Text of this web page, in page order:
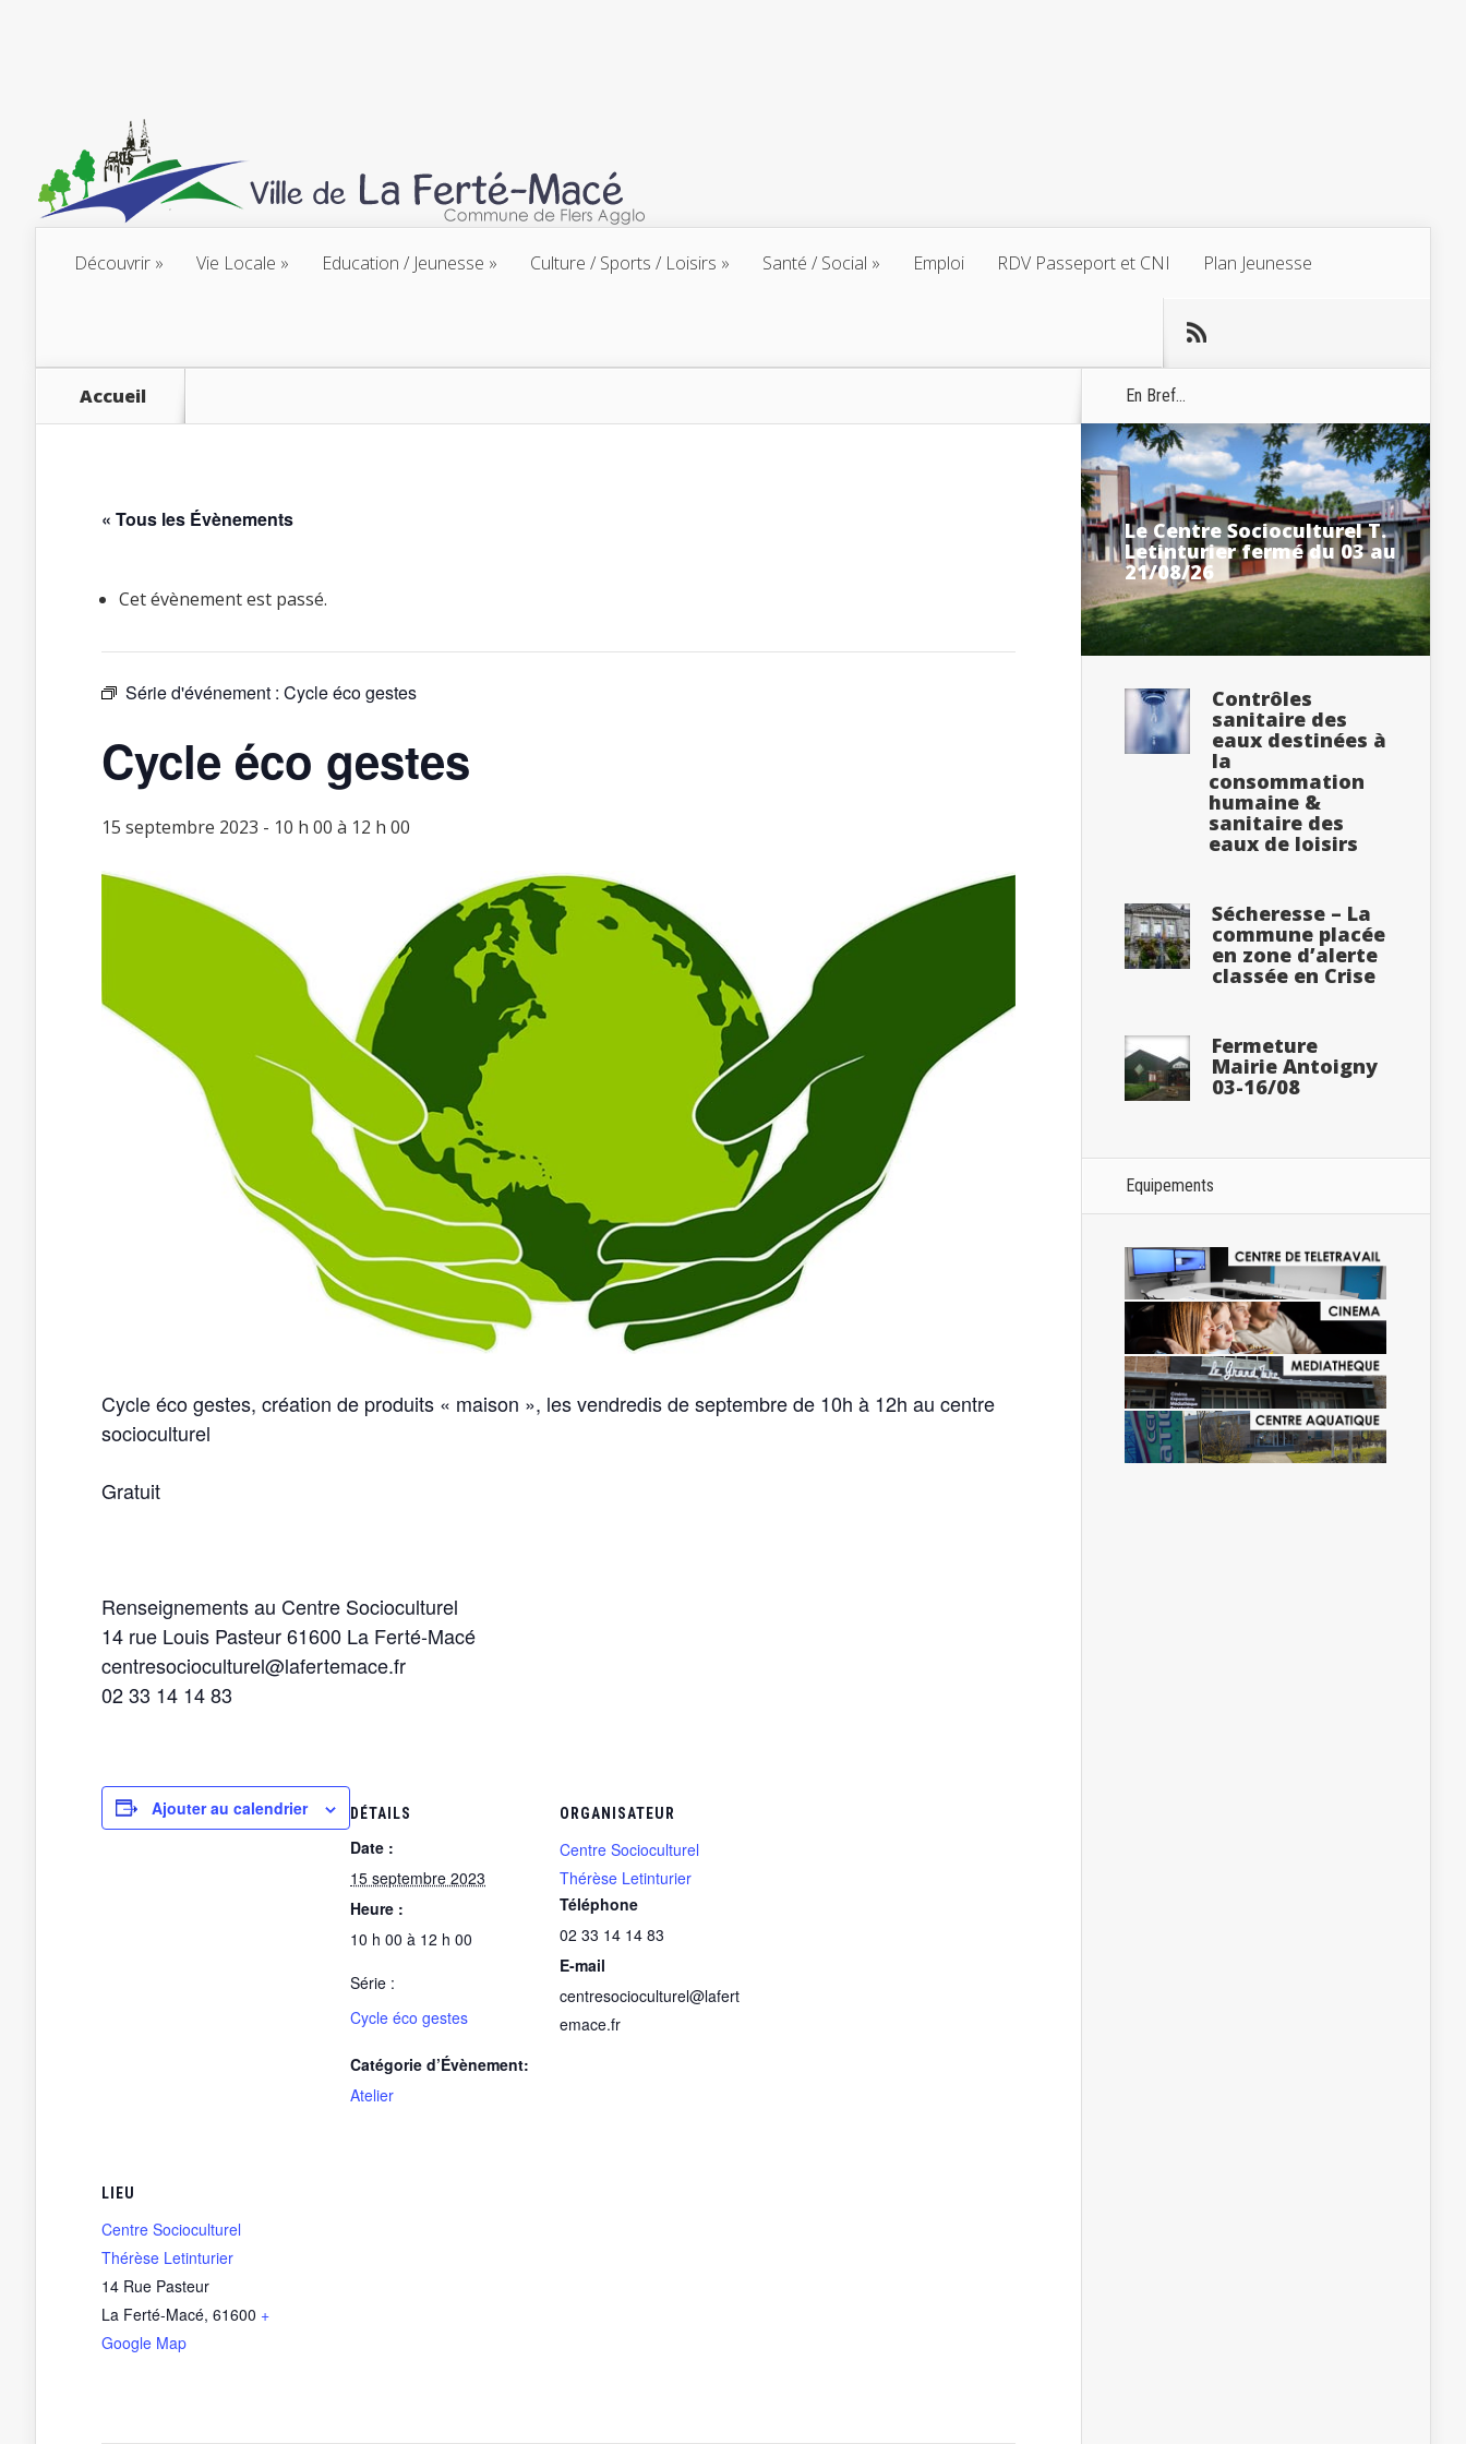
Découvrir Vie Locale Education / Jeunesse Culture / Sports / Loisirs Santé / Social Emploi RDV Passeport et CNI Plan Jeunesse
Accueil
« Tous les Évènements
Cet évènement est passé.
Série d'événement : Cycle éco gestes
Cycle éco gestes
15 septembre 2023 - 10 h 00 à 12 h 00
Cycle éco gestes, création de produits « maison », les vendredis de septembre de 10h à 12h au centre
socioculturel
Gratuit
Renseignements au Centre Socioculturel
14 rue Louis Pasteur 61600 La Ferté-Macé
centresocioculturel@lafertemace.fr
02 33 14 14 83
Ajouter au calendrier DÉTAILS
Date :
15 septembre 2023
Heure :
10 h 00 à 12 h 00
Série :
Cycle éco gestes
Catégorie d’Évènement:
Atelier
ORGANISATEUR
Centre Socioculturel
Thérèse Letinturier
Téléphone
02 33 14 14 83
E-mail
centresocioculturel@lafert
emace.fr
LIEU
Centre Socioculturel
Thérèse Letinturier
14 Rue Pasteur
La Ferté-Macé, 61600 +
Google Map
En Bref...
Le Centre Socioculturel T.
Letinturier fermé du 03 au
21/08/26
Contrôles
sanitaire des
eaux destinées à
la
consommation
humaine &
sanitaire des
eaux de loisirs
Sécheresse – La
commune placée
en zone d’alerte
classée en Crise
Fermeture
Mairie Antoigny
03-16/08
Equipements